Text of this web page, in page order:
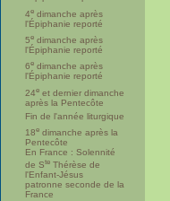
4e dimanche après
l'Épiphanie reporté
5e dimanche après
l'Épiphanie reporté
6e dimanche après
l'Épiphanie reporté
24e et dernier dimanche
après la Pentecôte
Fin de l'année liturgique
18e dimanche après la
Pentecôte
En France : Solennité
de Ste Thérèse de
l'Enfant-Jésus
patronne seconde de la
France